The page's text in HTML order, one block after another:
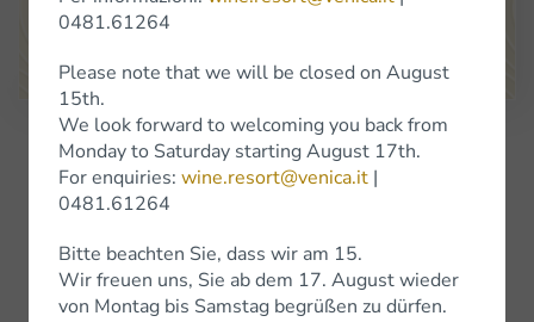
I sabati di gennaio la bottega resterà chiusa
Google Maps
Iscriviti alla Newsletter
Vini
Vini bianchi
0481.61264
Please note that we will be closed on August
15th.
We look forward to welcoming you back from
Monday to Saturday starting August 17th.
For enquiries: wine.resort@venica.it |
0481.61264
Bitte beachten Sie, dass wir am 15.
Wir freuen uns, Sie ab dem 17. August wieder
von Montag bis Samstag begrüßen zu dürfen.